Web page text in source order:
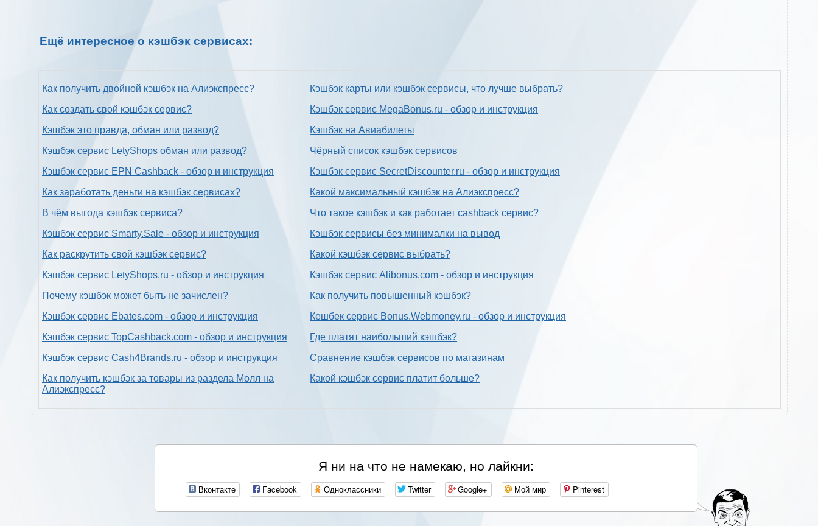
Ещё интересное о кэшбэк сервисах:
Как получить двойной кэшбэк на Алиэкспресс?
Как создать свой кэшбэк сервис?
Кэшбэк это правда, обман или развод?
Кэшбэк сервис LetyShops обман или развод?
Кэшбэк сервис EPN Cashback - обзор и инструкция
Как заработать деньги на кэшбэк сервисах?
В чём выгода кэшбэк сервиса?
Кэшбэк сервис Smarty.Sale - обзор и инструкция
Как раскрутить свой кэшбэк сервис?
Кэшбэк сервис LetyShops.ru - обзор и инструкция
Почему кэшбэк может быть не зачислен?
Кэшбэк сервис Ebates.com - обзор и инструкция
Кэшбэк сервис TopCashback.com - обзор и инструкция
Кэшбэк сервис Cash4Brands.ru - обзор и инструкция
Как получить кэшбэк за товары из раздела Молл на
Алиэкспресс?
Кэшбэк карты или кэшбэк сервисы, что лучше выбрать?
Кэшбэк сервис MegaBonus.ru - обзор и инструкция
Кэшбэк на Авиабилеты
Чёрный список кэшбэк сервисов
Кэшбэк сервис SecretDiscounter.ru - обзор и инструкция
Какой максимальный кэшбэк на Алиэкспресс?
Что такое кэшбэк и как работает cashback сервис?
Кэшбэк сервисы без минималки на вывод
Какой кэшбэк сервис выбрать?
Кэшбэк сервис Alibonus.com - обзор и инструкция
Как получить повышенный кэшбэк?
Кешбек сервис Bonus.Webmoney.ru - обзор и инструкция
Где платят наибольший кэшбэк?
Сравнение кэшбэк сервисов по магазинам
Какой кэшбэк сервис платит больше?
Я ни на что не намекаю, но лайкни:
Вконтакте Facebook Одноклассники Twitter Google+ Мой мир Pinterest